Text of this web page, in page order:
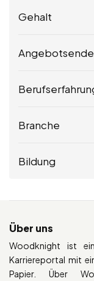
Gehalt
Angebotsende
Branche
Bildung
Über uns
Woodknight ist
Karriereportal mit
Papier. Über